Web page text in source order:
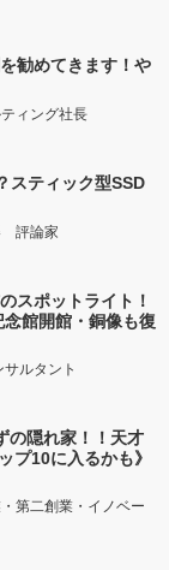
勧めてきます！や
ィング社長
ティック型SSD
評論家
スポットライト！
館開館・銅像も復
ルタント
隠れ家！！天才
プ10に入るかも》
第二創業・イノベー